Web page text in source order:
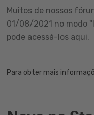
Muitos de nossos
01/08/2021 no modo
pode acessá-los aqui.
Para obter mais